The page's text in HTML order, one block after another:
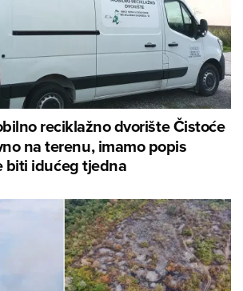
reciklažno dvorište Čistoće
na terenu, imamo popis
biti idućeg tjedna